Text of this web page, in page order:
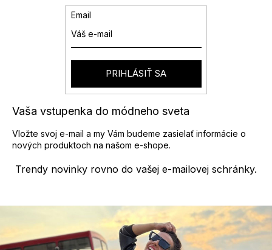
Trendy novinky rovno do vašej e-mailovej schránky.
Vaša vstupenka do módneho sveta
Vložte svoj e-mail a my Vám budeme zasielať informácie o
nových produktoch na našom e-shope.
Email
PRIHLÁSIŤ SA